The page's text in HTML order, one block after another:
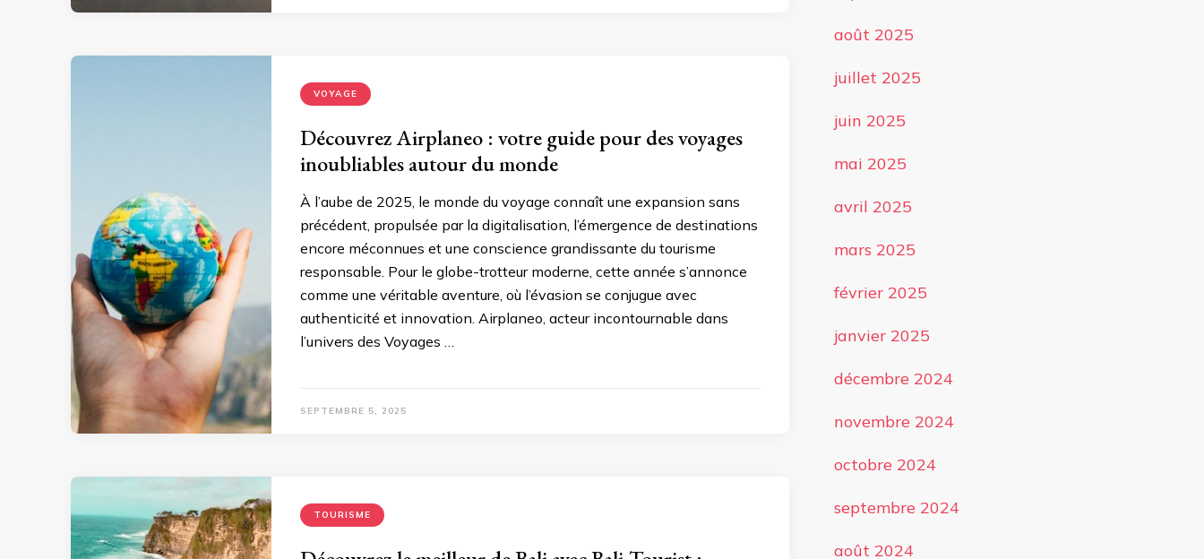
VOYAGE
Découvrez Airplaneo : votre guide pour des voyages
inoubliables autour du monde
À l’aube de 2025, le monde du voyage connaît une expansion sans
précédent, propulsée par la digitalisation, l’émergence de destinations
encore méconnues et une conscience grandissante du tourisme
responsable. Pour le globe-trotteur moderne, cette année s’annonce
comme une véritable aventure, où l’évasion se conjugue avec
authenticité et innovation. Airplaneo, acteur incontournable dans
l’univers des Voyages …
SEPTEMBRE 5, 2025
TOURISME
août 2025
juillet 2025
juin 2025
mai 2025
avril 2025
mars 2025
février 2025
janvier 2025
décembre 2024
novembre 2024
octobre 2024
septembre 2024
août 2024